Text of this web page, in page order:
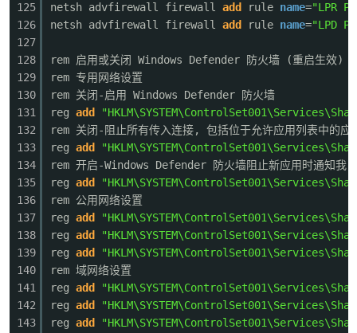
125
126
127
128
129
130
131
132
133
134
135
136
137
138
139
140
141
142
143
netsh advfirewall firewall add rule name="LPR
netsh advfirewall firewall add rule name="LPD
rem 启用或关闭 Windows Defender 防火墙 (重启生效)
rem 专用网络设置
rem 关闭-启用 Windows Defender 防火墙
reg add
rem 关闭-阻止所有传入连接, 包括位于允许应用列表中的应
reg add
rem 开启-Windows Defender 防火墙阻止新应用时通知我
reg add
rem 公用网络设置
reg add
reg add
reg add
rem 域网络设置
reg add
reg add
reg add